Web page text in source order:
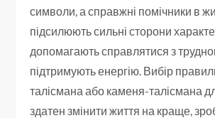
символи, а справжні помічники в
підсилюють сильні сторони
допомагають справлятися з
підтримують енергію. Вибір
талісмана або каменя-талісмана
здатен змінити життя на краще,